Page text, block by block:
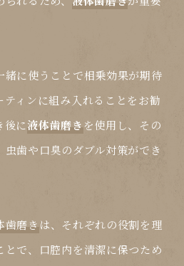
緒に使うことで相乗効果が期待
ィンに組み入れることをお勧
後に液体歯磨き を使用し、その
虫歯や口臭のダブル対策ができ
歯磨き は、それぞれの役割を理
で、口腔内を清潔に保つため